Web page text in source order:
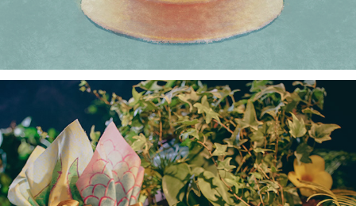
No Outro Encontro Você